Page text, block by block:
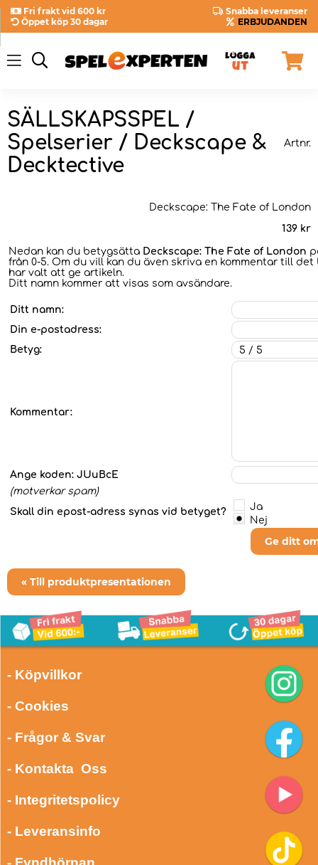
Fri frakt vid 600 kr
Snabba leveranser
Öppet köp 30 dagar
ERBJUDANDEN
SÄLLSKAPSSPEL /
Spelserier / Deckscape &
Decktective
Artnr.
Deckscape: The Fate of London
139 kr
Nedan kan du betygsätta Deckscape: The Fate of London
från 0-5. Om du vill kan du även skriva en kommentar till det
har valt att ge artikeln.
Ditt namn kommer att visas som avsändare.
Ditt namn:
Din e-postadress:
Betyg:
Kommentar:
Ange koden: JUuBcE
(motverkar spam)
Skall din epost-adress synas vid betyget?
Ja
Nej
Ge ditt
« Till produktpresentationen
- Köpvillkor
- Cookies
- Frågor & Svar
- Kontakta Oss
- Integritetspolicy
- Leveransinfo